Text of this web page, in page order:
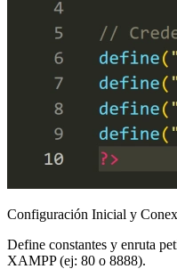
Configuración Inicial y
Define constantes y enruta
XAMPP (ej: 80 o 8888).